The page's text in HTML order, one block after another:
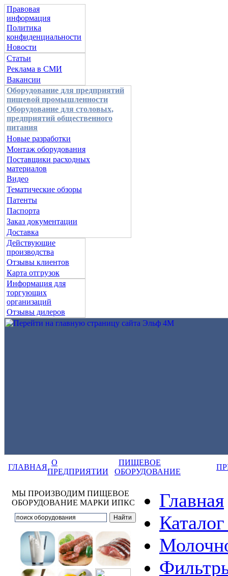
Правовая
информация
Политика
конфиденциальности
Новости
Статьи
Реклама в СМИ
Вакансии
Оборудование для предприятий
пищевой промышленности
Оборудование для столовых,
предприятий общественного
питания
Новые разработки
Монтаж оборудования
Поставщики расходных
материалов
Видео
Тематические обзоры
Патенты
Паспорта
Заказ документации
Доставка
Действующие
производства
Отзывы клиентов
Карта отгрузок
Информация для
торгующих
организаций
Отзывы дилеров
ГЛАВНАЯ
О
ПРЕДПРИЯТИИ
ПИЩЕВОЕ
ОБОРУДОВАНИЕ
МЫ ПРОИЗВОДИМ ПИЩЕВОЕ
ОБОРУДОВАНИЕ МАРКИ ИПКС
Главная